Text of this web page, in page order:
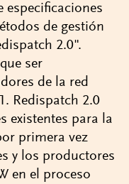
especificaciones
de gestión
2.0".
ser
de la red
Redispatch 2.0
existentes para la
primera vez
y los productores
en el proceso